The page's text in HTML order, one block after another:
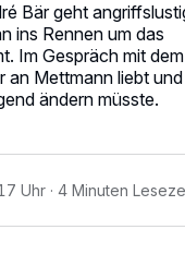
Bär geht
ins Rennen um das
Im Gespräch mit
an Mettmann liebt
ändern müsste.
Uhr 4 Minuten